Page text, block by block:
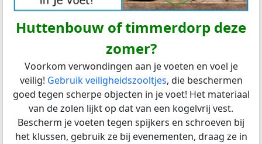
Huttenbouw of timmerdorp deze
zomer?
Voorkom verwondingen aan je voeten en voel je
veilig! Gebruik veiligheidszooltjes, die beschermen
goed tegen scherpe objecten in je voet! Het materiaal
van de zolen lijkt op dat van een kogelvrij vest.
Bescherm je voeten tegen spijkers en schroeven bij
het klussen, gebruik ze bij evenementen, draag ze in